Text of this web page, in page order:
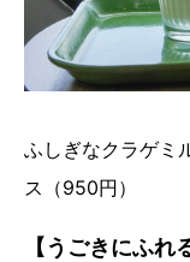
ふしぎなクラゲミ
ス（950円）
【うごきにふ